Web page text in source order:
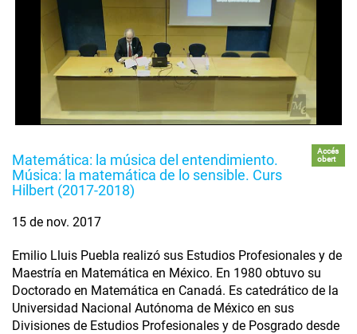
Matemática: la música del entendimiento.
Música: la matemática de lo sensible. Curs
Hilbert (2017-2018)
Accés
obert
15 de nov. 2017
Emilio Lluis Puebla realizó sus Estudios Profesionales y de
Maestría en Matemática en México. En 1980 obtuvo su
Doctorado en Matemática en Canadá. Es catedrático de la
Universidad Nacional Autónoma de México en sus
Divisiones de Estudios Profesionales y de Posgrado desde